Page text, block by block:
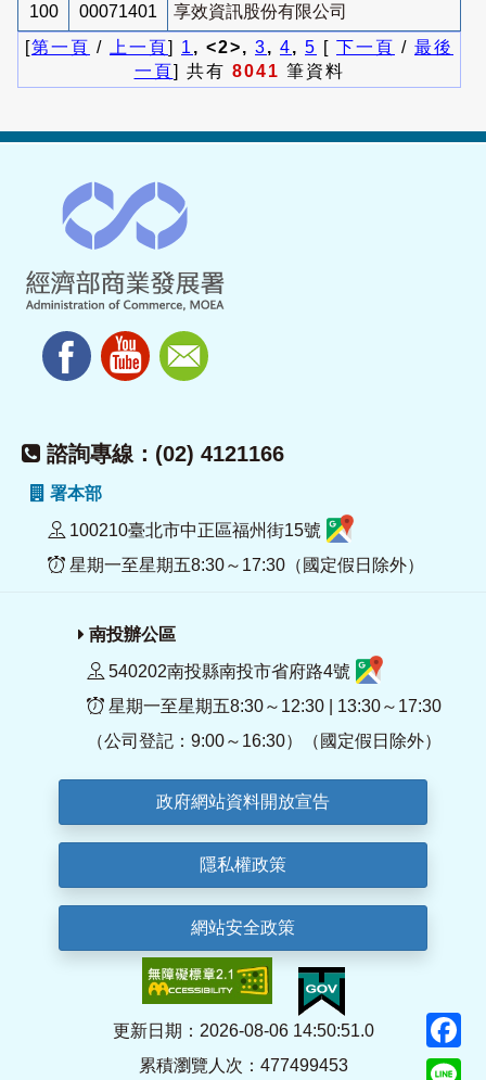
100 00071401
享效資訊股份有限公司
[第一頁 / 上一頁] 1 , <2>, 3, 4, 5 [ 下一頁 / 最後
一頁] 共有 8041 筆資料
諮詢專線：(02) 4121166
署本部
100210臺北市中正區福州街15號
星期一至星期五8:30～17:30（國定假日除外）
南投辦公區
540202南投縣南投市省府路4號
星期一至星期五8:30～12:30 | 13:30～17:30
（公司登記：9:00～16:30）（國定假日除外）
政府網站資料開放宣告
隱私權政策
網站安全政策
更新日期：2026-08-06 14:50:51.0
累積瀏覽人次：477499453